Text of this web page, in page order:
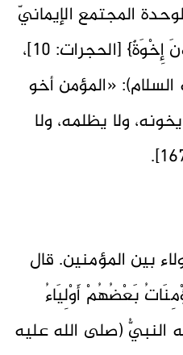
المجتمع الإيمانيّ
قال تعالى: {إِنَّمَا الْمُؤْمِنُونَ إِخْوَةٌ} [الحجرات: 10]،
«المؤمن أخو
ولا يظلمه، ولا
بين المؤمنين. قال
بَعْضُهُمْ أَوْلِيَاءُ
71]، وشبَّه النبيُّ (صلى الله عليه